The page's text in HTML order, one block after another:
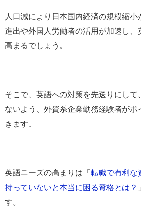
人口減により日本国内経済の規模縮
進出や外国人労働者の活用が加速し、
高まるでしょう。
そこで、英語への対策を先送りにして
ないよう、外資系企業勤務経験者がポ
きます。
英語ニーズの高まりは「 転職で有利な
持っていないと本当に困る資格とは？
す。